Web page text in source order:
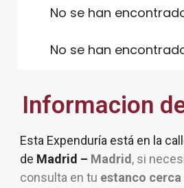
No se han
No se han
Informacion
Esta Expenduría está en la
de Madrid – Madrid , si
consulta en tu estanco cerca